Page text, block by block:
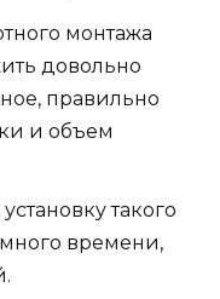
монтажа
довольно
правильно
и объем
такого
времени,